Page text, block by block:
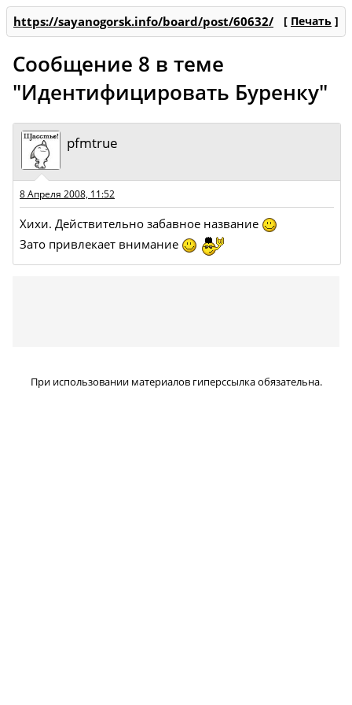
[ Печать ]
https://sayanogorsk.info/board/post/60632/
Сообщение 8 в теме
"Идентифицировать Буренку"
pfmtrue
8 Апреля 2008, 11:52
Хихи. Действительно забавное название
Зато привлекает внимание
При использовании материалов гиперссылка обязательна.